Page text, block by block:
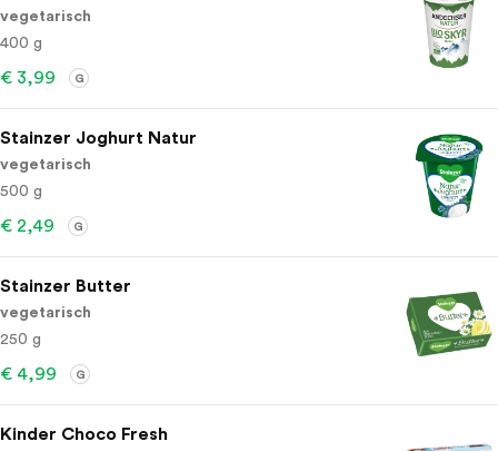
vegetarisch
400 g
€ 3,99 G
Stainzer Joghurt Natur
vegetarisch
500 g
€ 2,49 G
Stainzer Butter
vegetarisch
250 g
€ 4,99 G
Kinder Choco Fresh